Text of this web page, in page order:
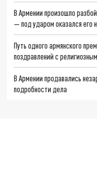
В Армении произошло
— под ударом оказался его
Путь одного армянского
поздравлений с
В Армении продавались
подробности дела